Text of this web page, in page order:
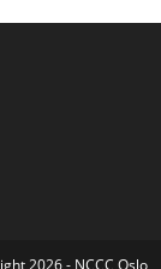
2026 - NCCC Oslo